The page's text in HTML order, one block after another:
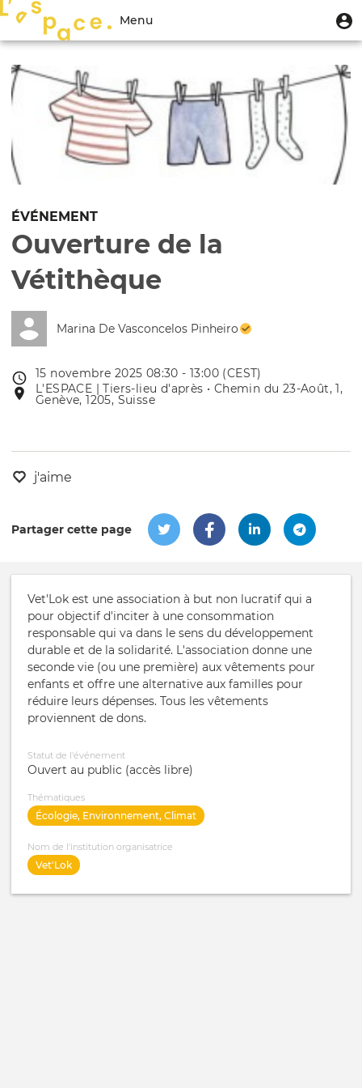
contenu
Menu
du
compte
de
l'utilisateur
Menu
Toggle
ÉVÉNEMENT
Ouverture de la
Vétithèque
Marina De Vasconcelos Pinheiro
Date
de
l'évênement
15 novembre 2025 08:30 - 13:00 (CEST)
Lieu
de
L'ESPACE | Tiers-lieu d'après • Chemin du 23-Août, 1,
Genève, 1205, Suisse
j'aime
Partager cette page
Vet'Lok est une association à but non lucratif qui a
pour objectif d'inciter à une consommation
responsable qui va dans le sens du développement
durable et de la solidarité. L'association donne une
seconde vie (ou une première) aux vêtements pour
enfants et offre une alternative aux familles pour
réduire leurs dépenses. Tous les vêtements
proviennent de dons.
Statut de l'événement
Ouvert au public (accès libre)
Thématiques
Écologie, Environnement, Climat
Nom de l'institution organisatrice
Vet'Lok